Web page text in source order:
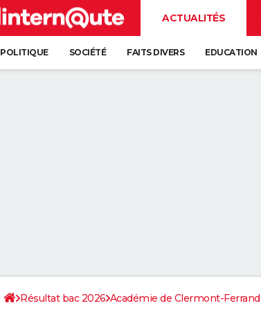
ACTUALITÉS
POLITIQUE SOCIÉTÉ FAITS DIVERS EDUCATION
Résultat bac 2026 Académie de Clermont-Ferrand